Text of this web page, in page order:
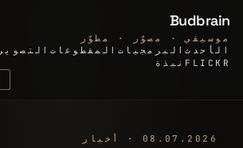
Budbrain
موسيقي · مصوّر · مطوّر
الأحدثالبرمجيات المقطوعات التصوير
FLICKR نبذة
08.07.2026 · أخبار